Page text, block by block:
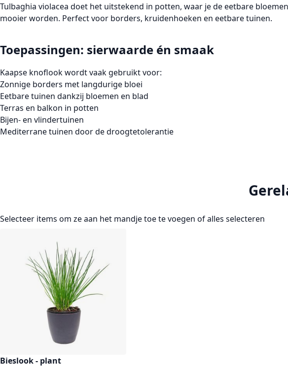
Tulbaghia violacea doet het uitstekend in potten, waar je de eetbare
mooier worden. Perfect voor borders, kruidenhoeken en eetbare tuinen.
Toepassingen: sierwaarde én smaak
Kaapse knoflook wordt vaak gebruikt voor:
Zonnige borders met langdurige bloei
Eetbare tuinen dankzij bloemen en blad
Terras en balkon in potten
Bijen- en vlindertuinen
Mediterrane tuinen door de droogtetolerantie
Selecteer items om ze aan het mandje toe te voegen ofalles selecteren
Bieslook - plant